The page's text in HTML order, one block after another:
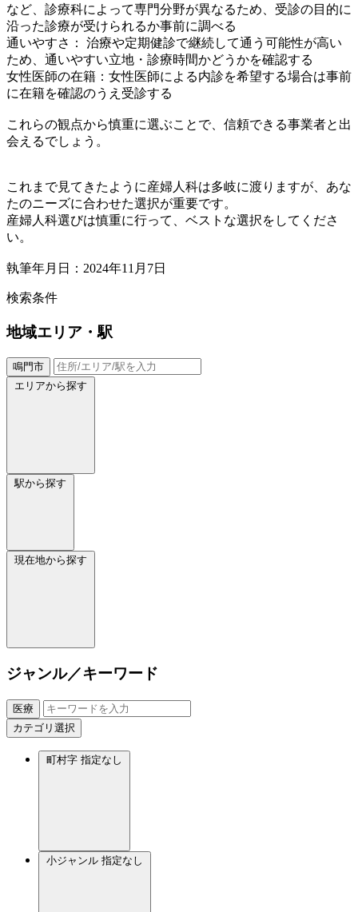
など、診療科によって専門分野が異なるため、受診の目的に
沿った診療が受けられるか事前に調べる
通いやすさ： 治療や定期健診で継続して通う可能性が高い
ため、通いやすい立地・診療時間かどうかを確認する
女性医師の在籍：女性医師による内診を希望する場合は事前
に在籍を確認のうえ受診する
これらの観点から慎重に選ぶことで、信頼できる事業者と出
会えるでしょう。
これまで見てきたように産婦人科は多岐に渡りますが、あな
たのニーズに合わせた選択が重要です。
産婦人科選びは慎重に行って、ベストな選択をしてくださ
い。
執筆年月日：2024年11月7日
検索条件
地域エリア・駅
鳴門市
エリアから探す
駅から探す
現在地から探す
ジャンル／キーワード
医療
カテゴリ選択
町村字 指定なし
小ジャンル 指定なし